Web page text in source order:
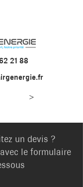
21 88
>
un devis ?
le formulaire